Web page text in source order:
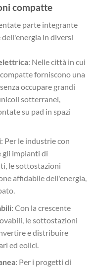
compatte
parte integrante
in diversi
: Nelle città in cui
forniscono una
occupare grandi
sotterranei,
su pad in spazi
: Per le industrie con
gli impianti di
le sottostazioni
affidabile dell'energia,
: Con la crescente
le sottostazioni
e distribuire
ed eolici.
: Per i progetti di